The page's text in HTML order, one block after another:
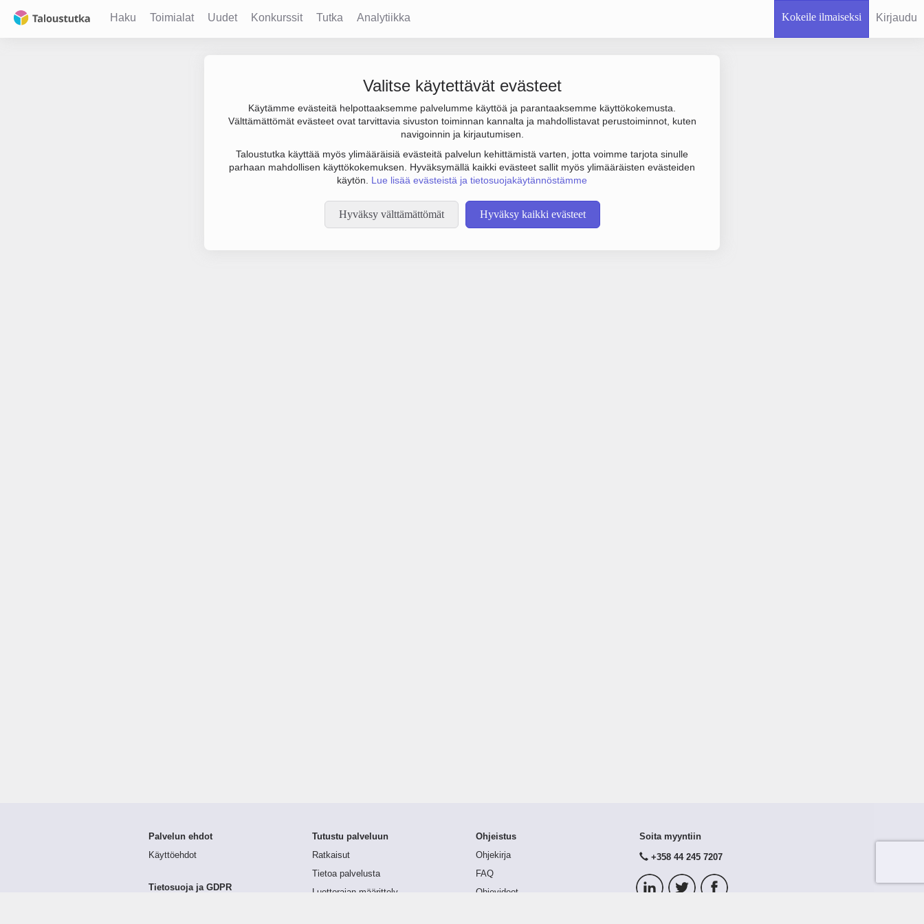
Haku Toimialat Uudet Konkurssit Tutka Analytiikka Kokeile ilmaiseksi Kirjaudu
Valitse käytettävät evästeet
Käytämme evästeitä helpottaaksemme palvelumme käyttöä ja parantaaksemme käyttökokemusta.
Välttämättömät evästeet ovat tarvittavia sivuston toiminnan kannalta ja mahdollistavat perustoiminnot, kuten
navigoinnin ja kirjautumisen.
Taloustutka käyttää myös ylimääräisiä evästeitä palvelun kehittämistä varten, jotta voimme tarjota sinulle
parhaan mahdollisen käyttökokemuksen. Hyväksymällä kaikki evästeet sallit myös ylimääräisten evästeiden
käytön. Lue lisää evästeistä ja tietosuojakäytännöstämme
Hyväksy välttämättömät Hyväksy kaikki evästeet
Joudumme käyttämään botinestovarmennusta sivustollamme. Suoritathan alla olevan varmistuksen.
Palvelun ehdot
Käyttöehdot
Tietosuoja ja GDPR
Tutustu palveluun
Ratkaisut
Tietoa palvelusta
Luottorajan määrittely
Ohjeistus
Ohjekirja
FAQ
Ohjevideot
Soita myyntiin
+358 44 245 7207